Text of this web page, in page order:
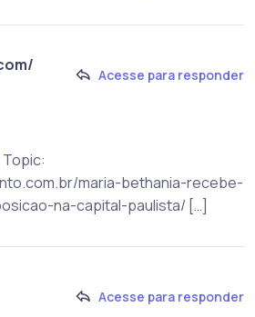
Acesse para responder
maria-bethania-recebe-
na-capital-paulista/ […]
Acesse para responder